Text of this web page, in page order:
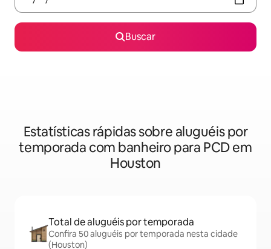
Buscar
Estatísticas rápidas sobre aluguéis por
temporada com banheiro para PCD em
Houston
Total de aluguéis por temporada
Confira 50 aluguéis por temporada nesta cidade
(Houston)